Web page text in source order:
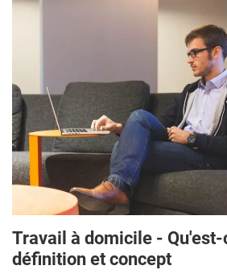
Travail à domicile - Qu'est-
définition et concept